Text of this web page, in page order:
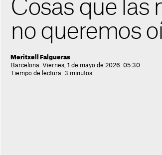
Cosas que las
no queremos
Meritxell Falgueras
Barcelona. Viernes, 1 de mayo de 2026. 05:30
Tiempo de lectura: 3 minutos